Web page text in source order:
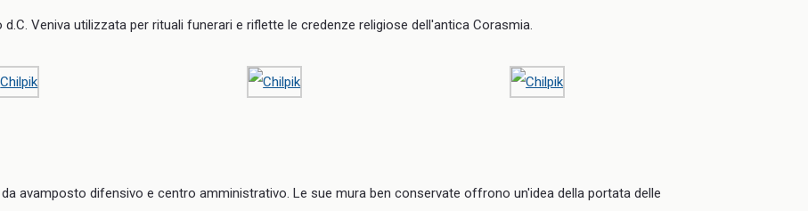
Veniva utilizzata per rituali funerari e riflette le credenze religiose dell'antica Corasmia.
avamposto difensivo e centro amministrativo. Le sue mura ben conservate offrono un'idea della portata delle